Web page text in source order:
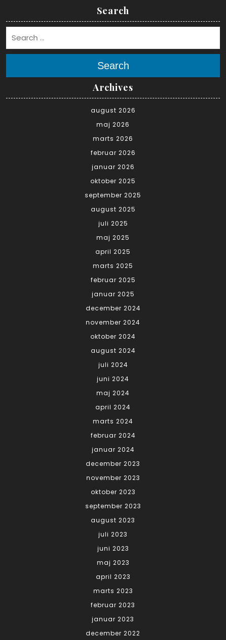
Search
Search
Archives
august 2026
maj 2026
marts 2026
februar 2026
januar 2026
oktober 2025
september 2025
august 2025
juli 2025
maj 2025
april 2025
marts 2025
februar 2025
januar 2025
december 2024
november 2024
oktober 2024
august 2024
juli 2024
juni 2024
maj 2024
april 2024
marts 2024
februar 2024
januar 2024
december 2023
november 2023
oktober 2023
september 2023
august 2023
juli 2023
juni 2023
maj 2023
april 2023
marts 2023
februar 2023
januar 2023
december 2022